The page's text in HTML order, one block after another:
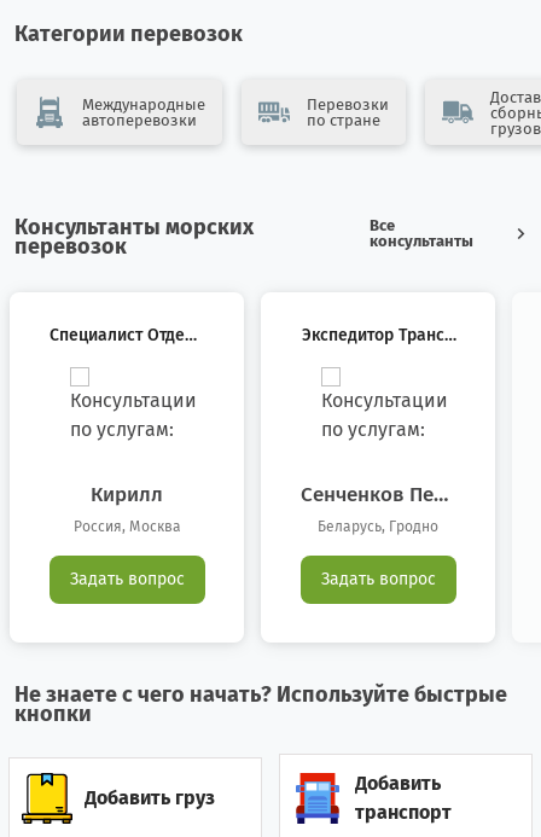
Бахрейн 0 2
Бельгия 6
Болгария
Боливия 0
Великобритания 6
Гайана 0
Категории перевозок
Международные
автоперевозки
Перевозки
по стране
грузов
Консультанты морских
перевозок
Все
консультанты
Специалист Отдела
Кирилл
Россия, Москва
Задать вопрос
Экспедитор Трансп
Сенченков Петр
Владимирович
Беларусь, Гродно
Задать вопрос
Не знаете с чего начать? Используйте быстрые
кнопки
Добавить груз
Добавить
транспорт